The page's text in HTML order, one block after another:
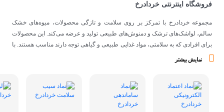
فروشگاه اینترنتی خردادرخ
مجموعه خردادرخ با تمرکز بر روی سلامت و تازگی محصولات، میوه‌های خشک
سالم، لواشک‌های ترشک و دمنوش‌های طبیعی تولید و عرضه می‌کند. این محصولات
برای افرادی که به سلامتی، مواد غذایی طبیعی و گیاهی توجه دارند مناسب هستند. با
توجه به اینکه از مواد اولیه طبیعی و کیفیتی برای تهیه محصولات استفاده می‌شود،
نمایش بیشتر